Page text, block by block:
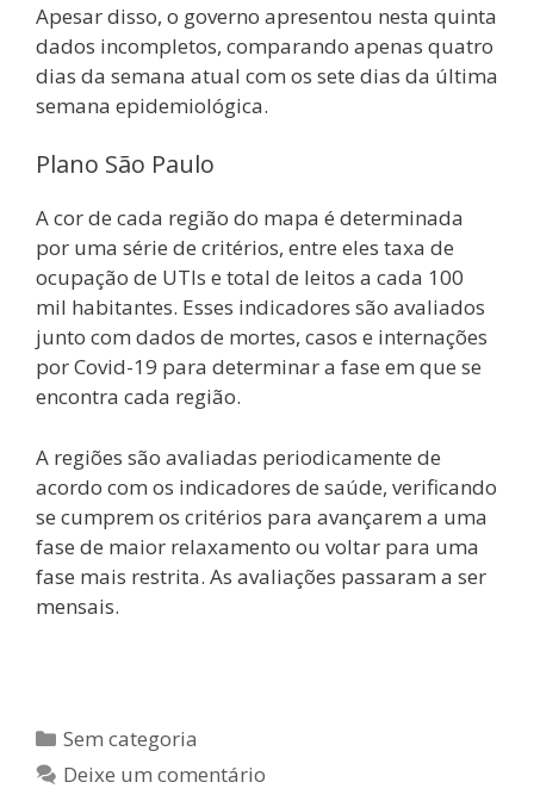
Apesar disso, o governo apresentou nesta quinta
dados incompletos, comparando apenas quatro
dias da semana atual com os sete dias da última
semana epidemiológica.
Plano São Paulo
A cor de cada região do mapa é determinada
por uma série de critérios, entre eles taxa de
ocupação de UTIs e total de leitos a cada 100
mil habitantes. Esses indicadores são avaliados
junto com dados de mortes, casos e internações
por Covid-19 para determinar a fase em que se
encontra cada região.
A regiões são avaliadas periodicamente de
acordo com os indicadores de saúde, verificando
se cumprem os critérios para avançarem a uma
fase de maior relaxamento ou voltar para uma
fase mais restrita. As avaliações passaram a ser
mensais.
Sem categoria
Deixe um comentário